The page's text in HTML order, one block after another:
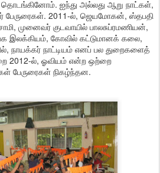
தொடங்கினோம். ஐந்து அல்லது ஆறு நாட்கள்,
பேருரைகள். 2011-ல், ஜெயமோகன், ஸ்தபதி
முனைவர் குடவாயில் பாலசுப்ரமணியன்,
இலக்கியம், கோவில் கட்டுமானக் கலை,
நாயக்கர் நாட்டியம் எனப் பல துறைகளைத்
2012-ல், ஓவியம் என்ற ஒற்றை
பேருரைகள் நிகழ்ந்தன.